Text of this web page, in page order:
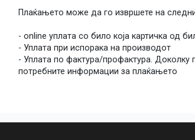
Плаќањето може да го извршете на
- online уплата со било која картичка од
- Уплата при испорака на производот
- Уплата по фактура/профактура. Доколку
потребните информации за плаќањето